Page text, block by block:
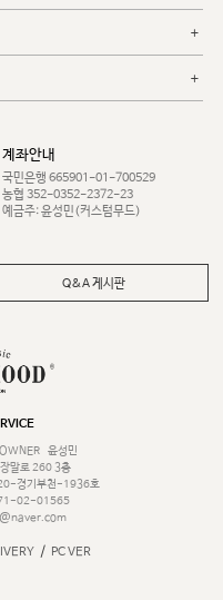
계좌안내
국민은행 665901-01-700529
농협 352-0352-2372-23
예금주: 윤성민(커스텀무드)
Q&A 게시판
OWNER
윤성민
말로 260 3층
경기부천-1936호
02-01565
/ PC VER